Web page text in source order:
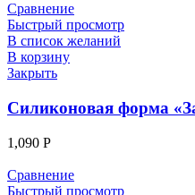
Сравнение
Быстрый просмотр
В список желаний
В корзину
Закрыть
Силиконовая форма
1,090 Р
Сравнение
Быстрый просмотр